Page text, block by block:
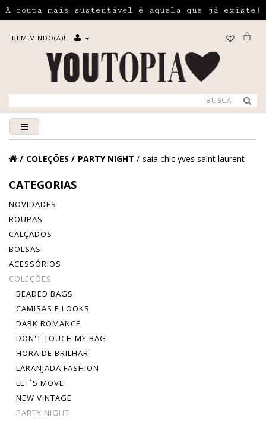
A roupa mais sustentável é aquela que já existe!
BEM-VINDO(A)!
COLEÇÕES PARTY NIGHT saia chic yves saint laurent
CATEGORIAS
NOVIDADES
ROUPAS
CALÇADOS
BOLSAS
ACESSÓRIOS
COLEÇÕES
BEADED BAGS
CAMISAS E LOOKS
DARK ROMANCE
DON'T TOUCH MY BAG
HORA DE BRILHAR
LARANJADA FASHION
LET`S MOVE
NEW VINTAGE
PARTY NIGHT